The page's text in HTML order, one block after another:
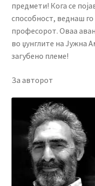
предмети! Кога се
способност, веднаш
професорот. Оваа
во џунглите на Јужна
загубено племе!
За авторот